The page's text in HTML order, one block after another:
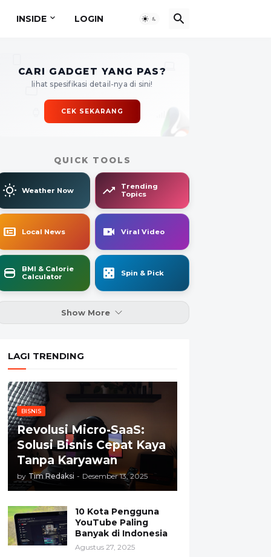
INSIDE LOGIN
CARI GADGET YANG PAS?
lihat spesifikasi detail-nya di sini!
CEK SEKARANG
QUICK TOOLS
Weather Now
Trending
Topics
Local News Viral Video
BMI & Calorie
Calculator
Spin & Pick
Show More
LAGI TRENDING
BISNIS
Revolusi Micro-SaaS:
Solusi Bisnis Cepat Kaya
Tanpa Karyawan
by Tim Redaksi - Desember 13, 2025
10 Kota Pengguna
YouTube Paling
Banyak di Indonesia
Agustus 27, 2025